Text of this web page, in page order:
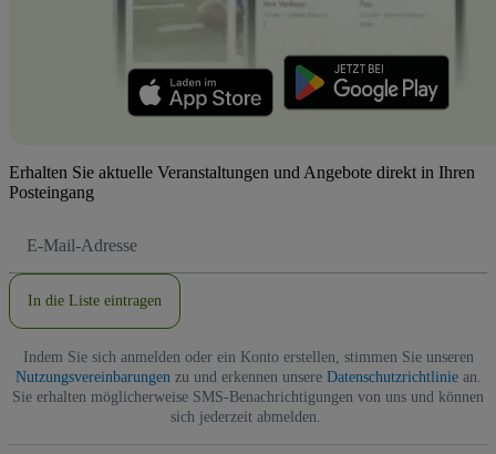
Erhalten Sie aktuelle Veranstaltungen und Angebote direkt in Ihren
Posteingang
Mail-
In die Liste eintragen
Indem Sie sich anmelden oder ein Konto erstellen, stimmen Sie unseren
Nutzungsvereinbarungen zu und erkennen unsere Datenschutzrichtliniean.
Sie erhalten möglicherweise SMS-Benachrichtigungen von uns und können
sich jederzeit abmelden.